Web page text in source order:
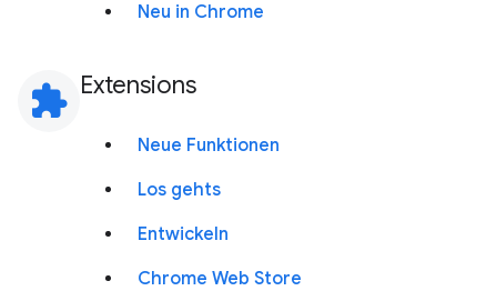
Neu in Chrome
extension Extensions
Neue Funktionen
Los gehts
Entwickeln
Chrome Web Store